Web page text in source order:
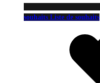
souhaits Liste de souhaits